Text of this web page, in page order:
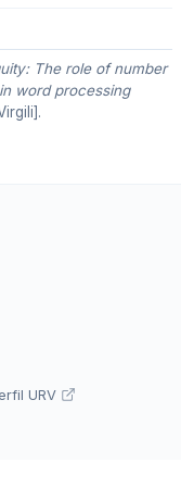
The role of number
word processing
URV